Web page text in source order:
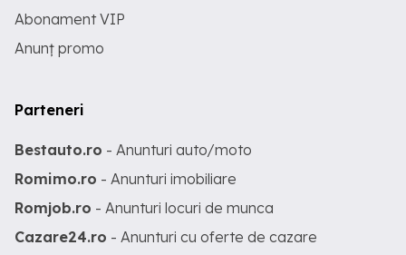
Abonament VIP
Anunț promo
Parteneri
Bestauto.ro - Anunturi auto/moto
Romimo.ro - Anunturi imobiliare
Romjob.ro - Anunturi locuri de munca
Cazare24.ro - Anunturi cu oferte de cazare